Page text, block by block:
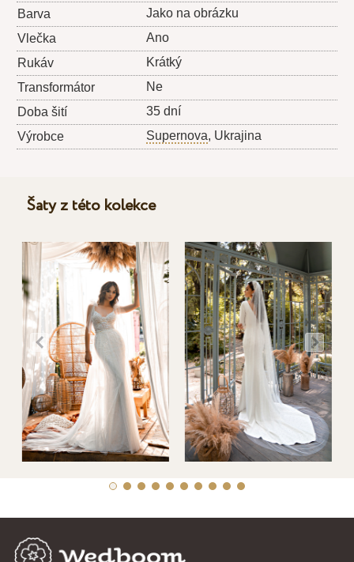
Barva
Jako na obrázku
Vlečka
Ano
Rukáv
Krátký
Transformátor
Ne
Doba šití
35 dní
Výrobce
Supernova, Ukrajina
Šaty z této kolekce